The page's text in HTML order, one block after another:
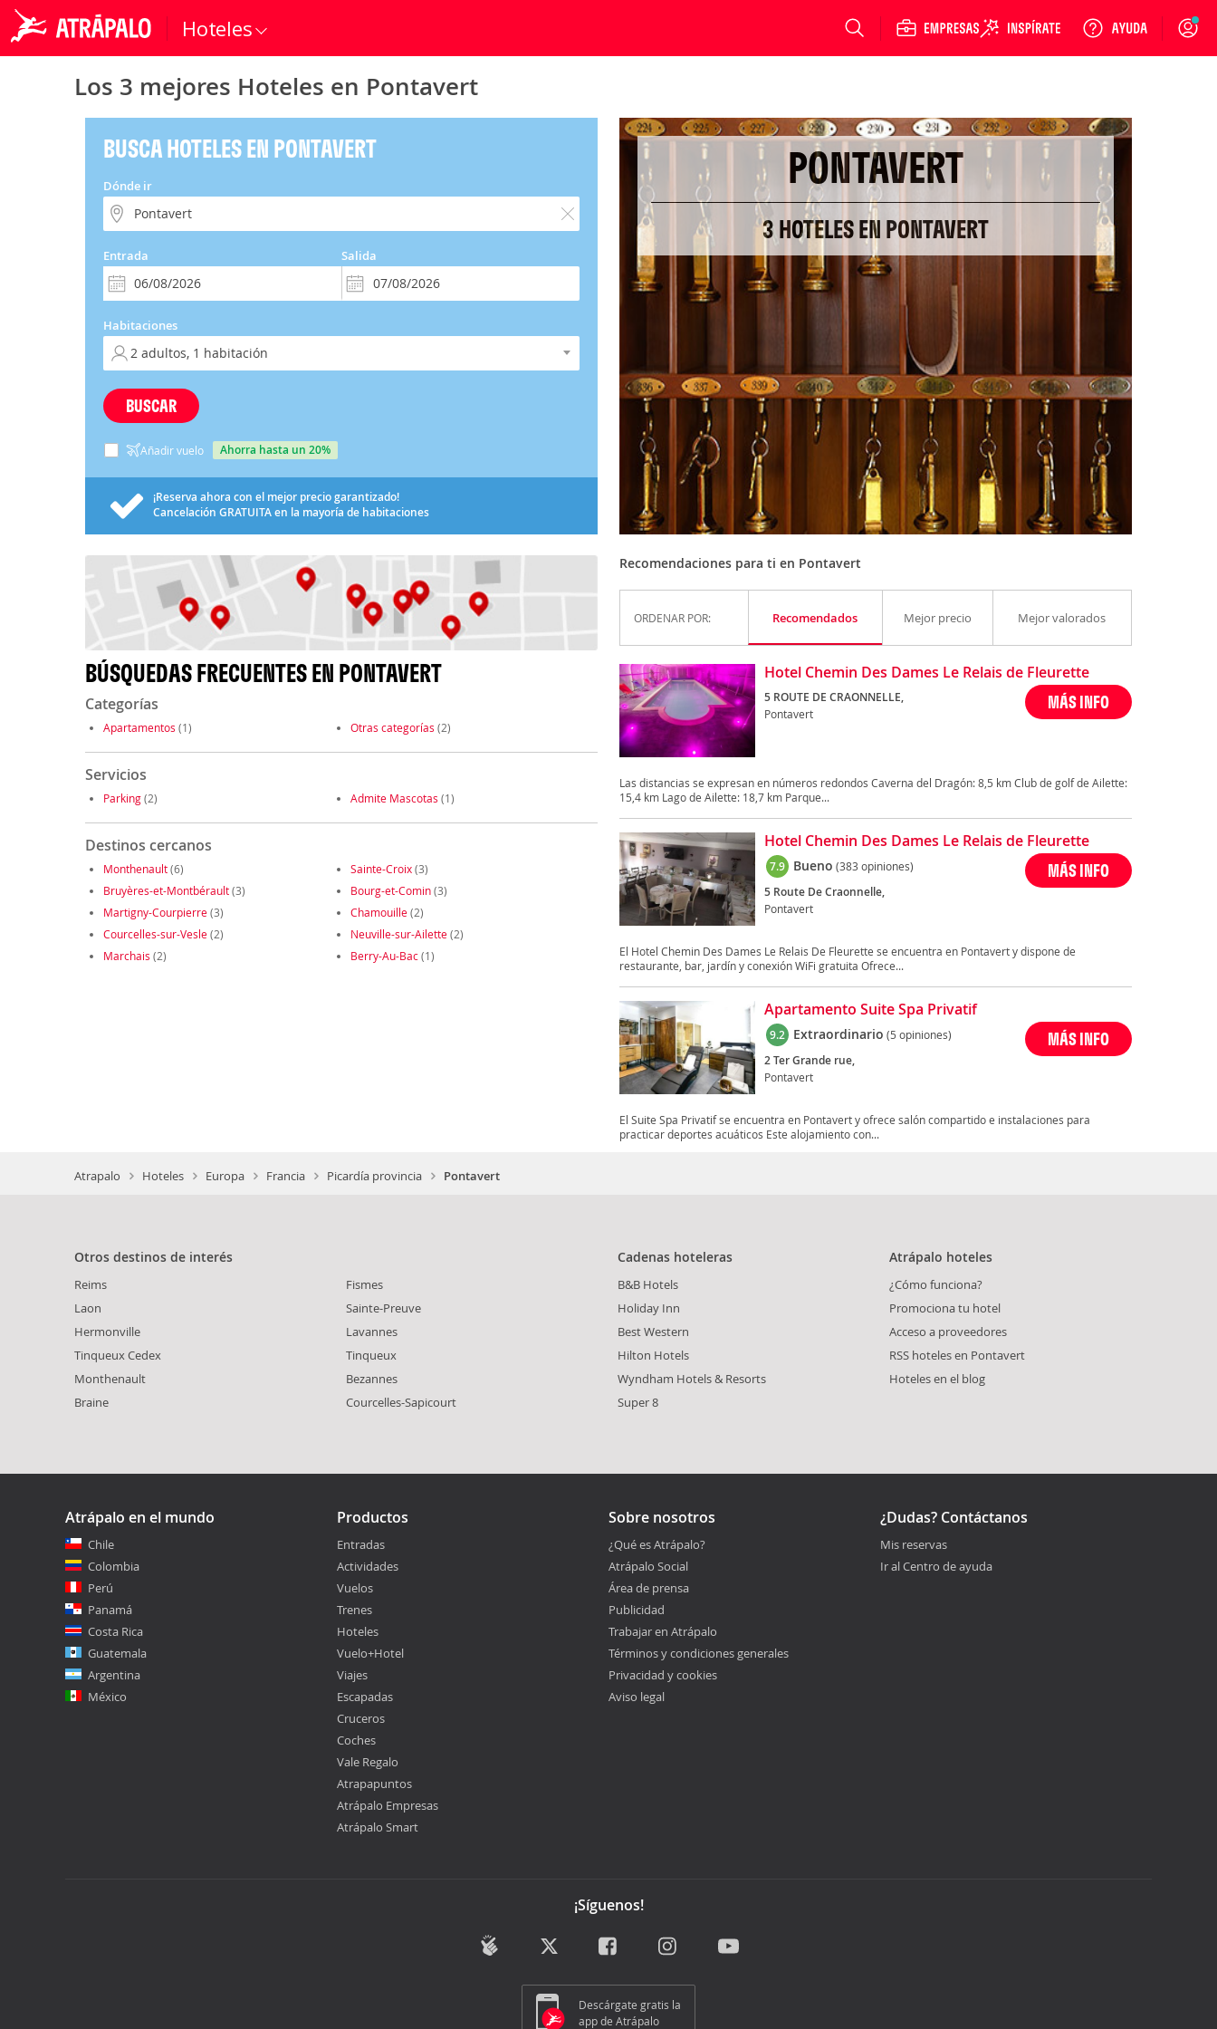
Hoteles Login
Los 3 mejores Hoteles en Pontavert
BUSCA HOTELES EN PONTAVERT
Dónde ir
Entrada Salida
Habitaciones
BUSCAR
Añadir vuelo ahorra hasta un 20%
¡Reserva ahora con el mejor precio garantizado!
Cancelación GRATUITAen la mayoría de habitaciones
BÚSQUEDAS FRECUENTES EN PONTAVERT
Categorías
Apartamentos (1) Otras categorías (2)
Servicios
Parking(2) Admite Mascotas (1)
Destinos cercanos
Monthenault(6) Sainte-Croix(3)
Bruyères-et-Montbérault(3) Bourg-et-Comin(3)
Martigny-Courpierre(3) Chamouille(2)
Courcelles-sur-Vesle(2) Neuville-sur-Ailette(2)
Marchais (2) Berry-Au-Bac(1)
PONTAVERT
3 HOTELES EN PONTAVERT
Recomendaciones para ti en Pontavert
ORDENAR POR: Recomendados Mejor precio Mejor valorados
Hotel Chemin Des Dames Le Relais de Fleurette
5 ROUTE DE CRAONNELLE,
Pontavert
MÁS INFO
Las distancias se expresan en números redondos Caverna del Dragón: 8,5 km Club de golf de Ailette:
15,4 km Lago de Ailette: 18,7 km Parque...
Hotel Chemin Des Dames Le Relais de Fleurette
7.9 Bueno (383 opiniones)
5 Route De Craonnelle,
Pontavert
MÁS INFO
El Hotel Chemin Des Dames Le Relais De Fleurette se encuentra en Pontavert y dispone de
restaurante, bar, jardín y conexión WiFi gratuita Ofrece...
Apartamento Suite Spa Privatif
9.2 Extraordinario (5 opiniones)
2 Ter Grande rue,
Pontavert
MÁS INFO
El Suite Spa Privatif se encuentra en Pontavert y ofrece salón compartido e instalaciones para
practicar deportes acuáticos Este alojamiento con...
Atrapalo Hoteles Europa Francia Picardía provincia Pontavert
Otros destinos de interés
Reims
Laon
Hermonville
Tinqueux Cedex
Monthenault
Braine
Fismes
Sainte-Preuve
Lavannes
Tinqueux
Bezannes
Courcelles-Sapicourt
Cadenas hoteleras
B&B Hotels
Holiday Inn
Best Western
Hilton Hotels
Wyndham Hotels & Resorts
Super 8
Atrápalo hoteles
¿Cómo funciona?
Promociona tu hotel
Acceso a proveedores
RSS hoteles en Pontavert
Hoteles en el blog
Atrápalo en el mundo
Chile
Colombia
Perú
Panamá
Costa Rica
Guatemala
Argentina
México
Productos
Entradas
Actividades
Vuelos
Trenes
Hoteles
Vuelo+Hotel
Viajes
Escapadas
Cruceros
Coches
Vale Regalo
Atrapapuntos
Atrápalo Empresas
Atrápalo Smart
Sobre nosotros
¿Qué es Atrápalo?
Atrápalo Social
Área de prensa
Publicidad
Trabajar en Atrápalo
Términos y condiciones generales
Privacidad y cookies
Aviso legal
¿Dudas? Contáctanos
Mis reservas
Ir al Centro de ayuda
¡Síguenos!
Descárgate gratis la
app de Atrápalo